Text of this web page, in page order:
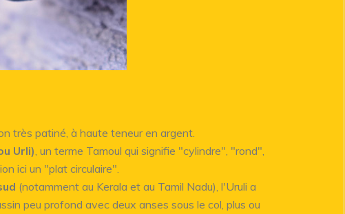
très patiné, à haute teneur en argent.
Urli) , un terme Tamoul qui signifie "cylindre", "rond",
ici un "plat circulaire".
(notamment au Kerala et au Tamil Nadu), l'Uruli a
peu profond avec deux anses sous le col, plus ou